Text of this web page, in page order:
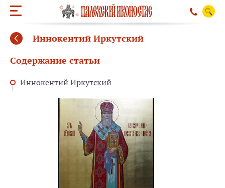
Иннокентий Иркутский
Содержание статьи
Иннокентий Иркутский